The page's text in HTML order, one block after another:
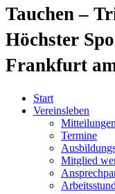
Tauchen –
Höchster
Frankfurt
Start
Vereinsleben
Mitteilungen
Termine
Mitglied